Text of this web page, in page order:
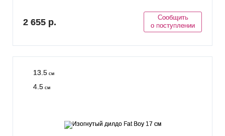
2 655 р.
Сообщить
о поступлении
13.5 см
4.5 см